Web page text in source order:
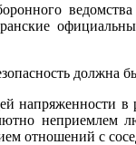
должна
напряженности
неприемлем
отношений с